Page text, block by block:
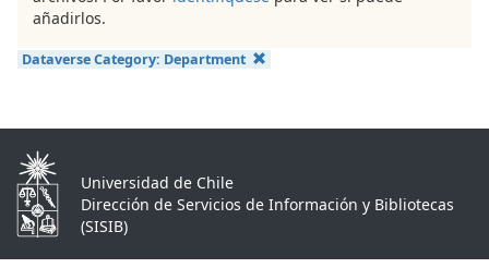
añadirlos.
Dataverse Category: Department
Universidad de Chile
Dirección de Servicios de Información y Bibliotecas
(SISIB)